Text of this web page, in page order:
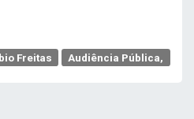
Freitas Audiência Pública,